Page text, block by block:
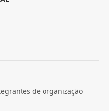
de organização